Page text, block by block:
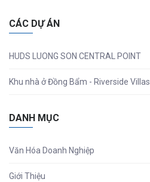
CÁC DỰ ÁN
HUDS LUONG SON CENTRAL POINT
Khu nhà ở Đồng Bẩm - Riverside Villas
DANH MỤC
Văn Hóa Doanh Nghiệp
Giới Thiệu